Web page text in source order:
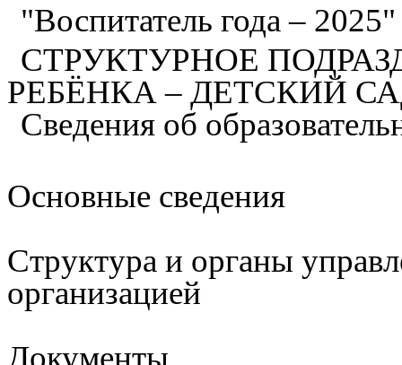
"Воспитатель года –
СТРУКТУРНОЕ
РЕБЁНКА – ДЕТСКИЙ
Сведения об
Основные сведения
Структура и органы
организацией
Документы